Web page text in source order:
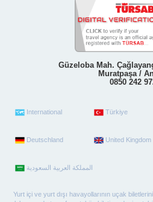
Güzeloba Mah.
Muratpaşa /
0850 242
International Türkiye
Deutschland United Kingdom
Yurt içi ve yurt dışı havayollarının uçak